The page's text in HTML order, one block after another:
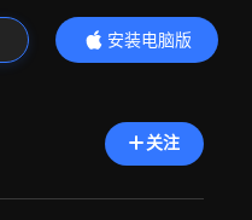
安装电脑版
内容更精彩
关注